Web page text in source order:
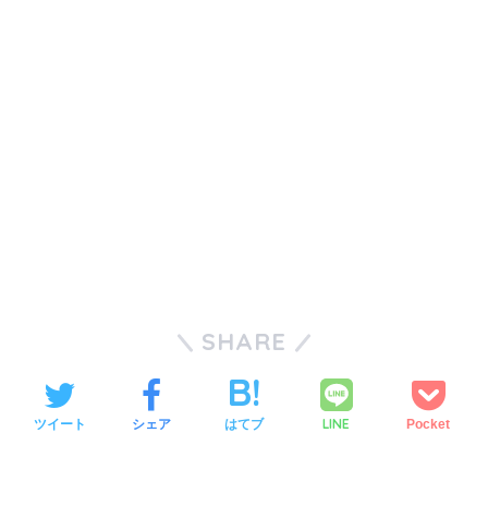
SHARE
ツイート シェア はてブ LINE Pocket